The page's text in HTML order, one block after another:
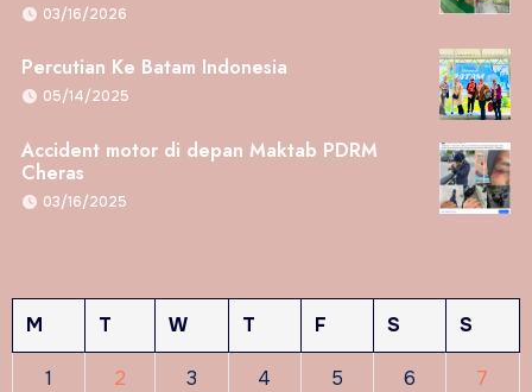
03/16/2026
Percutian Ke Batam Indonesia
05/14/2025
Accident motor di depan Maktab PDRM
Cheras
03/16/2025
M T W T F S S
1 2 3 4 5 6 7